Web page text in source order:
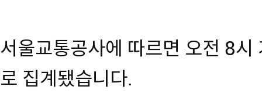
서울교통공사에 따르면 오전 8시
로 집계됐습니다.